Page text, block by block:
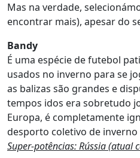
Mas na verdade,
encontrar mais), apesar do
Bandy
É uma espécie de futebol
usados no inverno para se
as balizas são grandes e
tempos idos era sobretudo
Europa, é completamente
desporto coletivo de
Super-potências: Rússia